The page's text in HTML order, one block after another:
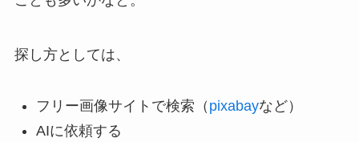
探し方としては、
フリー画像サイトで検索（ pixabayなど）
AIに依頼する